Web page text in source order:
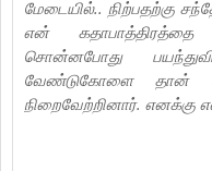
மேடையில்.. நிற்பதற்கு
என் கதாபாத்திரத்தை
சொன்னபோது
வேண்டுகோளை
நிறைவேற்றினார். எனக்கு